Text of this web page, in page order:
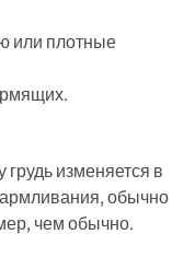
или плотные
грудь изменяется в
обычно
чем обычно.